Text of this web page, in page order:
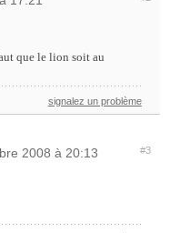
que le lion soit au
signalez un problème
2008 à 20:13 #3